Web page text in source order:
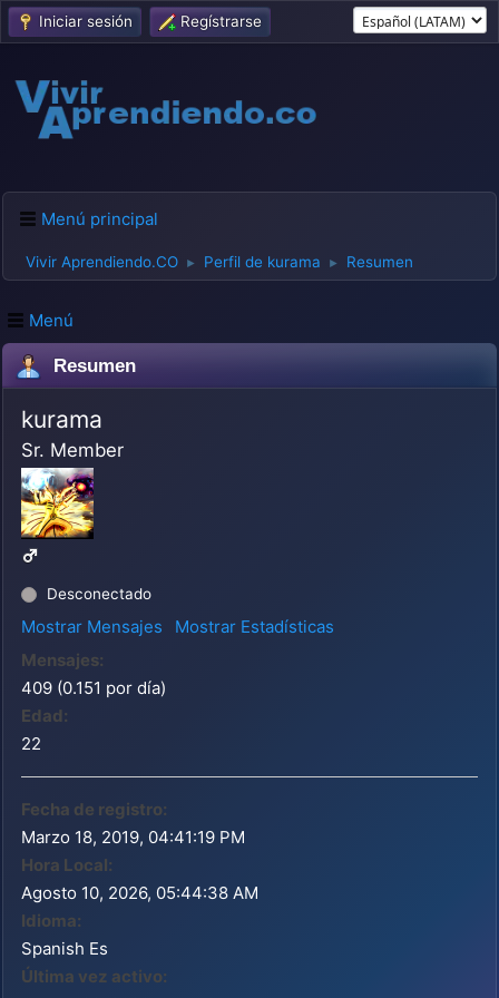
Iniciar sesión Regístrarse
Menú principal
Vivir Aprendiendo.CO ► Perfil de kurama ► Resumen
Menú
Resumen
kurama
Sr. Member
Desconectado
Mostrar Mensajes
Mostrar Estadísticas
Mensajes:
409 (0.151 por día)
Edad:
22
Fecha de registro:
Marzo 18, 2019, 04:41:19 PM
Hora Local:
Agosto 10, 2026, 05:44:38 AM
Idioma:
Spanish Es
Última vez activo: